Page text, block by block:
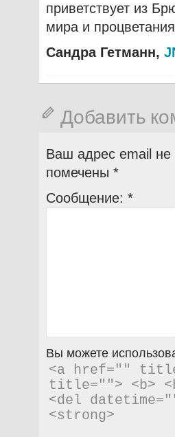
приветствует из
мира и
Сандра Гетманн,
Добавить
Ваш адрес email не
помечены *
Сообщение: *
Вы можете
<a href=""
title=""> <b>
<del
<strong>